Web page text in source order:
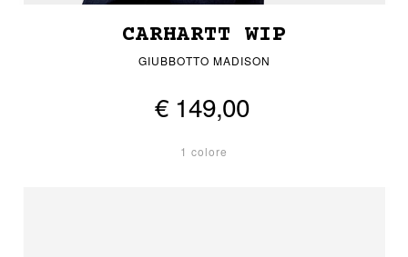
CARHARTT WIP
GIUBBOTTO MADISON
€ 149,00
1 colore